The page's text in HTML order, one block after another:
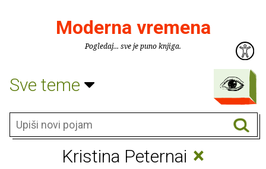
Moderna vremena
Pogledaj... sve je puno knjiga.
Sve teme
Kristina Peternai ×